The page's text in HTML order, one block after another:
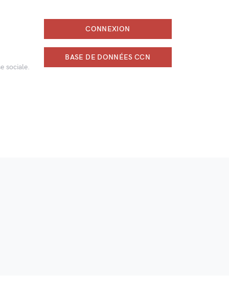
sociale.
CONNEXION
BASE DE DONNÉES CCN